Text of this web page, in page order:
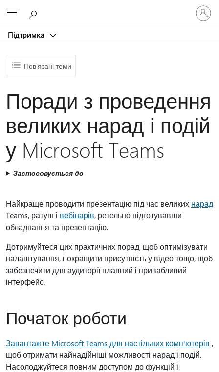
Підтримка
Увійдіть
свій
запис
Пов’язані теми
Поради з проведення
великих нарад і подій
у Microsoft Teams
Застосовується до
Найкраще проводити презентацію під час великих нарад
Teams, ратуш і вебінарів, ретельно підготувавши
обладнання та презентацію.
Дотримуйтеся цих практичних порад, щоб оптимізувати
налаштування, покращити присутність у відео тощо, щоб
забезпечити для аудиторії плавний і привабливий
інтерфейс.
Початок роботи
Завантажте Microsoft Teams для настільних комп'ютерів ,
щоб отримати найнадійніші можливості нарад і подій.
Насолоджуйтеся повним доступом до функцій і